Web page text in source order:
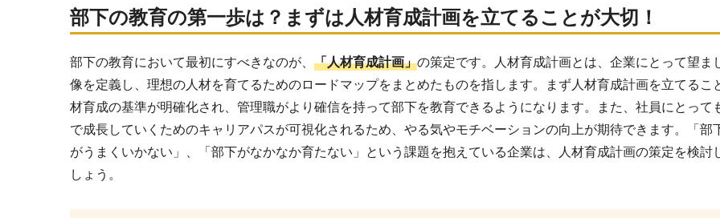
部下の教育の第一歩は？まずは人材育成計画を立てることが大切！
部下の教育において最初にすべきなのが、 「人材育成計画」の策定です。人材育成計画とは、企業にとって望ま
像を定義し、理想の人材を育てるためのロードマップをまとめたものを指します。まず人材育成計画を立てるこ
材育成の基準が明確化され、管理職がより確信を持って部下を教育できるようになります。また、社員にとって
で成長していくためのキャリアパスが可視化されるため、やる気やモチベーションの向上が期待できます。「部
がうまくいかない」、「部下がなかなか育たない」という課題を抱えている企業は、人材育成計画の策定を検討
しょう。